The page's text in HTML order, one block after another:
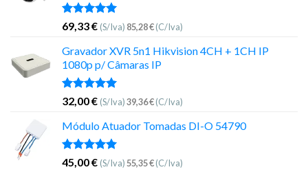
Avaliação
5.00
de 5
69,33€ (S/Iva) 85,28€(C/Iva)
Gravador XVR 5n1 Hikvision 4CH + 1CH IP
1080p p/ Câmaras IP
Avaliação
5.00
de 5
32,00€ (S/Iva)39,36€(C/Iva)
Módulo Atuador Tomadas DI-O 54790
Avaliação
5.00
de 5
45,00€ (S/Iva)55,35€(C/Iva)